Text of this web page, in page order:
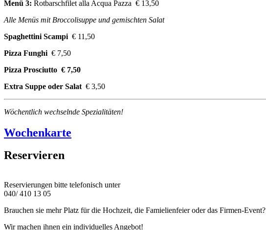
Menü 3: Rotbarschfilet alla Acqua Pazza € 13,50
Alle Menüs mit Broccolisuppe und gemischten Salat
Spaghettini Scampi € 11,50
Pizza Funghi € 7,50
Pizza Prosciutto € 7,50
Extra Suppe oder Salat € 3,50
Wöchentlich wechselnde Spezialitäten!
Wochenkarte
Reservieren
Reservierungen bitte telefonisch unter
040/ 410 13 05
Brauchen sie mehr Platz für die Hochzeit, die Famielienfeier oder das Firmen-Event?
Wir machen ihnen ein individuelles Angebot!